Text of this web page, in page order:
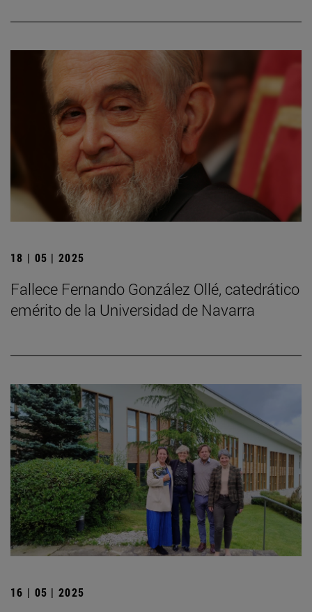
18 | 05 | 2025
Fallece Fernando González Ollé, catedrático
emérito de la Universidad de Navarra
16 | 05 | 2025